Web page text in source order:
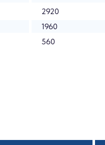
2920
1960
560